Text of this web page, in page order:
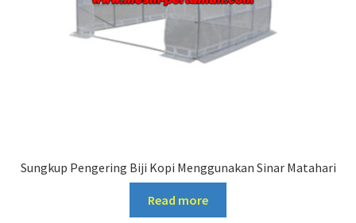
Sungkup Pengering Biji Kopi Menggunakan Sinar Matahari
Read more